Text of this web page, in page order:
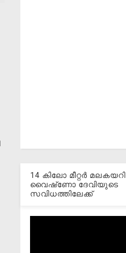
14 കിലോ മീറ്റര്‍ മലകയറി
വൈഷ്‌ണോ ദേവിയുടെ
സവിധത്തിലേക്ക്